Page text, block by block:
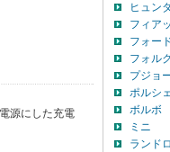
源にした充電
ヒュン
フィア
フォー
フォル
プジョ
ポルシ
ボルボ
ミニ
ランド